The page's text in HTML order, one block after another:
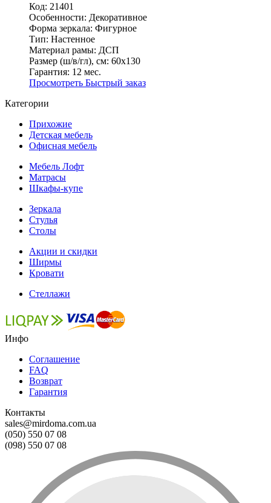
Код: 21401
Особенности: Декоративное
Форма зеркала: Фигурное
Тип: Настенное
Материал рамы: ДСП
Размер (ш/в/гл), см: 60х130
Гарантия: 12 мес.
Просмотреть Быстрый заказ
Категории
Прихожие
Детская мебель
Офисная мебель
Мебель Лофт
Матрасы
Шкафы-купе
Зеркала
Стулья
Столы
Акции и скидки
Ширмы
Кровати
Стеллажи
Инфо
Соглашение
FAQ
Возврат
Гарантия
Контакты
sales@mirdoma.com.ua
(050) 550 07 08
(098) 550 07 08